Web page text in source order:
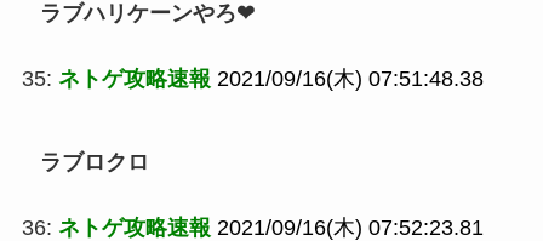
ラブハリケーンやろ❤
35: ネトゲ攻略速報 2021/09/16(木) 07:51:48.38
ラブロクロ
36: ネトゲ攻略速報 2021/09/16(木) 07:52:23.81